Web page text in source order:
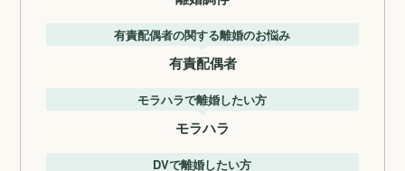
有責配偶者の関する離婚のお悩み
有責配偶者
モラハラで離婚したい方
モラハラ
DVで離婚したい方